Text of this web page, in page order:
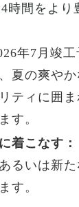
間をより
年7月竣
夏の爽や
ティに囲
す。
着こなす：
るいは新
す。